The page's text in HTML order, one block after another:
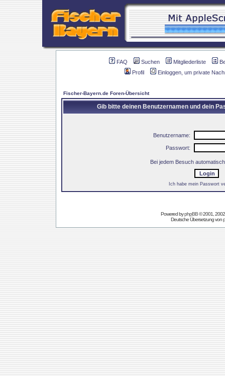
FAQ Suchen Mitgliederliste
Profil
Einloggen, um private
Fischer-Bayern.de Foren-Übersicht
Gib bitte deinen Benutzernamen und dein
Benutzername:
Passwort:
Bei jedem Besuch
Ich habe mein Passwort
Powered byphpBB© 2001,
Deutsche Übersetzung von